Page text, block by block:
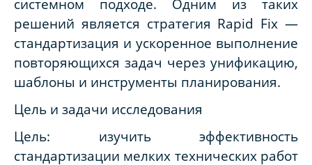
системном подходе. Одним из таких
решений является стратегия Rapid Fix —
стандартизация и ускоренное выполнение
повторяющихся задач через унификацию,
шаблоны и инструменты планирования.
Цель и задачи исследования
Цель: изучить эффективность
стандартизации мелких технических работ